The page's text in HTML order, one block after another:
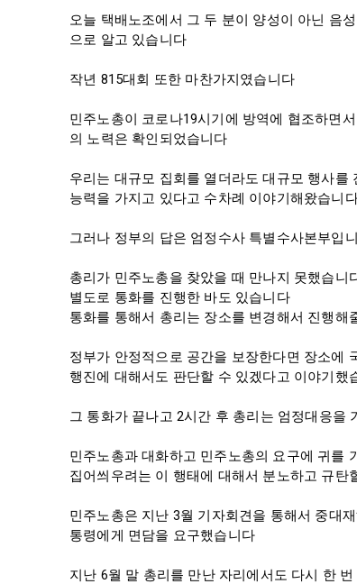
오늘 택배노조에서 그 두 분이 양성이 아닌 음
으로 알고 있습니다
작년 815대회 또한 마찬가지였습니다
민주노총이 코로나19시기에 방역에 협조하면
의 노력은 확인되었습니다
우리는 대규모 집회를 열더라도 대규모 행사
능력을 가지고 있다고 수차례 이야기해왔습니
그러나 정부의 답은 엄정수사 특별수사본부입
총리가 민주노총을 찾았을 때 만나지 못했습니
별도로 통화를 진행한 바도 있습니다
통화를 통해서 총리는 장소를 변경해서 진행
정부가 안정적으로 공간을 보장한다면 장소에
행진에 대해서도 판단할 수 있겠다고 이야기했
그 통화가 끝나고 2시간 후 총리는 엄정대응을
민주노총과 대화하고 민주노총의 요구에 귀를
집어씌우려는 이 행태에 대해서 분노하고 규탄
민주노총은 지난 3월 기자회견을 통해서 중대
통령에게 면담을 요구했습니다
지난 6월 말 총리를 만난 자리에서도 다시 한